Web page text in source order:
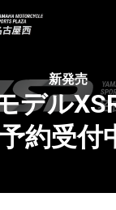
新発売
デル
約受付